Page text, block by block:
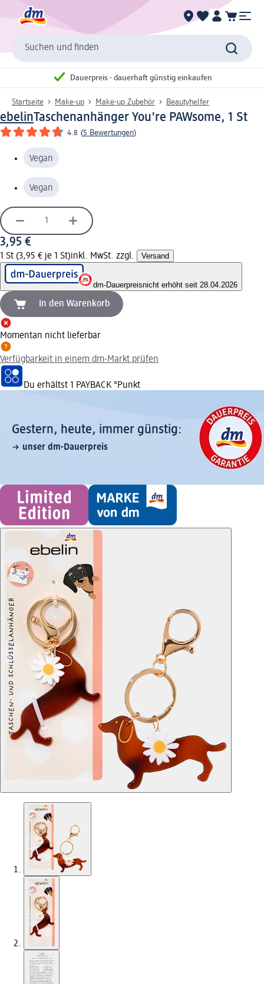
Suchen und finden
Dauerpreis - dauerhaft günstig einkaufen
Startseite Make-up Make-up Zubehör Beautyhelfer
ebelinTaschenanhänger You're PAWsome, 1 St
4.8 (5 Bewertungen)
Vegan
Vegan
3,95 €
1 St (3,95 € je 1 St)inkl. MwSt. zzgl. Versand
dm-Dauerpreisnicht erhöht seit 28.04.2026
In den Warenkorb
Momentan nicht lieferbar
Verfügbarkeit in einem dm-Markt prüfen
Du erhältst 1 PAYBACK °Punkt
Gestern, heute, immer günstig:
unser dm-Dauerpreis